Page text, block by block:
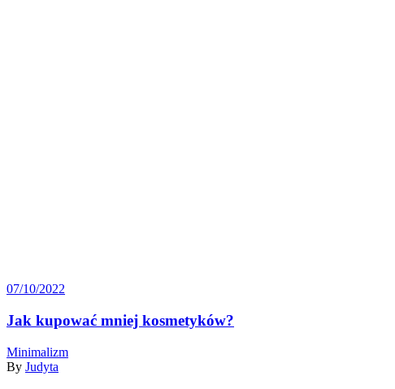
07/10/2022
Jak kupować mniej kosmetyków?
Minimalizm
By Judyta